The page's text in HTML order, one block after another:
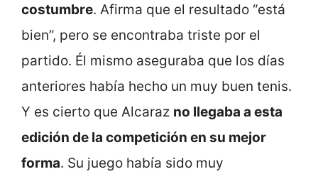
costumbre. Afirma que el resultado “está
bien”, pero se encontraba triste por el
partido. Él mismo aseguraba que los días
anteriores había hecho un muy buen tenis.
Y es cierto que Alcaraz no llegaba a esta
edición de la competición en su mejor
forma. Su juego había sido muy